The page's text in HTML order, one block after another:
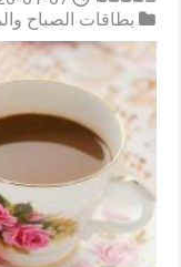
بطاقات الصباح